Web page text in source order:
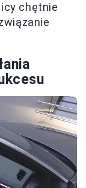
chętnie